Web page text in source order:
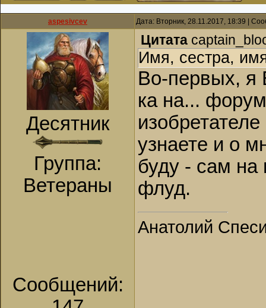
aspesivcev Дата: Вторник, 28.11.2017, 18:39 |
Десятник
Группа:
Ветераны
Сообщений:
Цитата
Имя, сестра,
Во-первых, я
ка на...
узнаете и о
буду - сам на
флуд.
Анатолий